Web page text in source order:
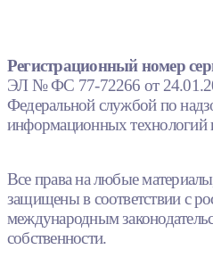
Регистрационный номер
ЭЛ № ФС 77-72266 от
Федеральной службой по
информационных технологий
Все права на любые
защищены в соответствии с
международным
собственности.